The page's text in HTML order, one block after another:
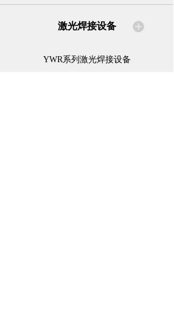
激光焊接设备
YWR系列激光焊接设备